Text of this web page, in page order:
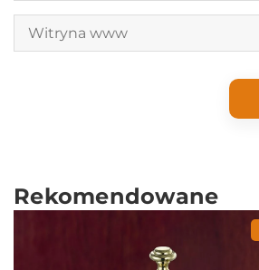
Rekomendowane